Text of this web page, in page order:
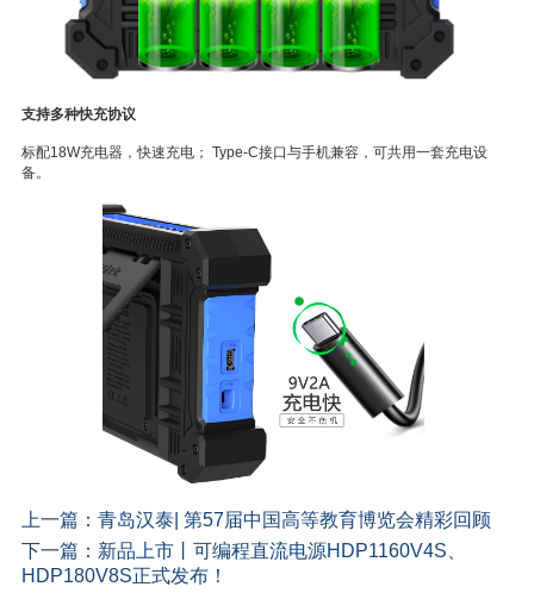
支持多种快充协议
标配18W充电器，快速充电； Type-C接口与手机兼容，可共用一套充电设
备。
上一篇：青岛汉泰| 第57届中国高等教育博览会精彩回顾
下一篇： 新品上市丨可编程直流电源HDP1160V4S、
HDP180V8S正式发布！